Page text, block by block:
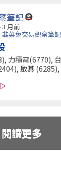
筆記
月前
菜兔交易觀察筆記
力積電(6770),
啟碁 (6285),
閱讀更多